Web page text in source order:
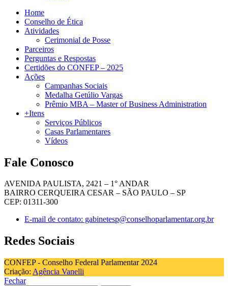
Home
Conselho de Ética
Atividades
Cerimonial de Posse
Parceiros
Perguntas e Respostas
Certidões do CONFEP – 2025
Ações
Campanhas Sociais
Medalha Getúlio Vargas
Prêmio MBA – Master of Business Administration
+Itens
Serviços Públicos
Casas Parlamentares
Vídeos
Fale Conosco
AVENIDA PAULISTA, 2421 – 1° ANDAR
BAIRRO CERQUEIRA CESAR – SÃO PAULO – SP
CEP: 01311-300
E-mail de contato: gabinetesp@conselhoparlamentar.org.br
Redes Sociais
CONFEP - Conselho Federal Parlamentar 2024
Criação: Agência Vanelli
Fechar